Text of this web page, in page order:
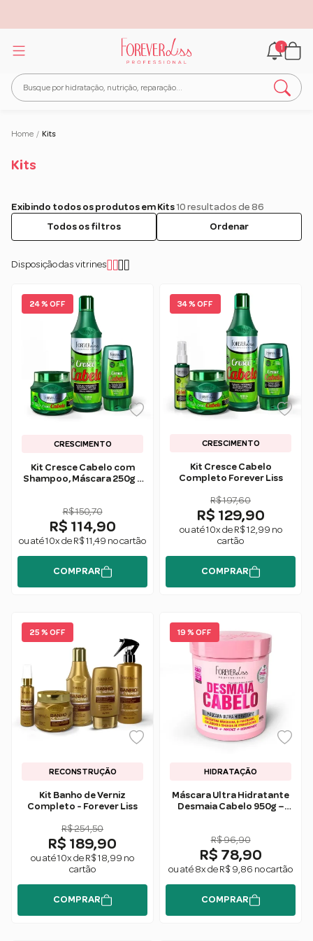
1
Home / Kits
Kits
Exibindo todos os produtos em Kits10 resultados de 86
Todos os filtros
Ordenar
Disposição das vitrines
24 % OFF
CRESCIMENTO
Kit Cresce Cabelo com
Shampoo, Máscara 250g e
R$ 150,70
R$ 114,90
ou até 10x de R$ 11,49 no cartão
COMPRAR
34 % OFF
CRESCIMENTO
Kit Cresce Cabelo
Completo Forever Liss
R$ 197,60
R$ 129,90
ou até 10x de R$ 12,99 no
cartão
COMPRAR
25 % OFF
RECONSTRUÇÃO
Kit Banho de Verniz
Completo - Forever Liss
R$ 254,50
R$ 189,90
ou até 10x de R$ 18,99 no
cartão
COMPRAR
19 % OFF
HIDRATAÇÃO
Máscara Ultra Hidratante
Desmaia Cabelo 950g –
R$ 96,90
R$ 78,90
ou até 8x de R$ 9,86 no cartão
COMPRAR